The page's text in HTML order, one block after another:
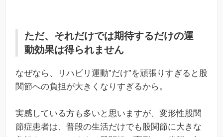
ただ、それだけでは期待するだけの運
動効果は得られません
なぜなら、リハビリ運動”だけ”を頑張りすぎると股
関節への負担が大きくなりすぎるから。
実感している方も多いと思いますが、変形性股関
節症患者は、普段の生活だけでも股関節に大きな